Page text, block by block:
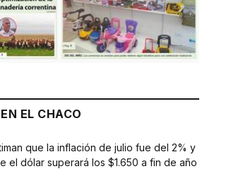
EN EL CHACO
que la inflación de julio fue del 2% y
el dólar superará los $1.650 a fin de año